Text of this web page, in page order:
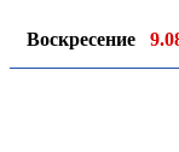
Воскресение